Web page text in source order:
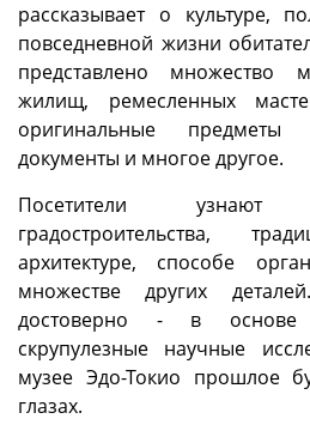
рассказывает о культуре,
повседневной жизни
представлено множество
жилищ, ремесленных
оригинальные предметы
документы и многое другое.
Посетители
градостроительства,
архитектуре, способе
множестве других
достоверно - в основе
скрупулезные научные
музее Эдо-Токио прошлое
глазах.